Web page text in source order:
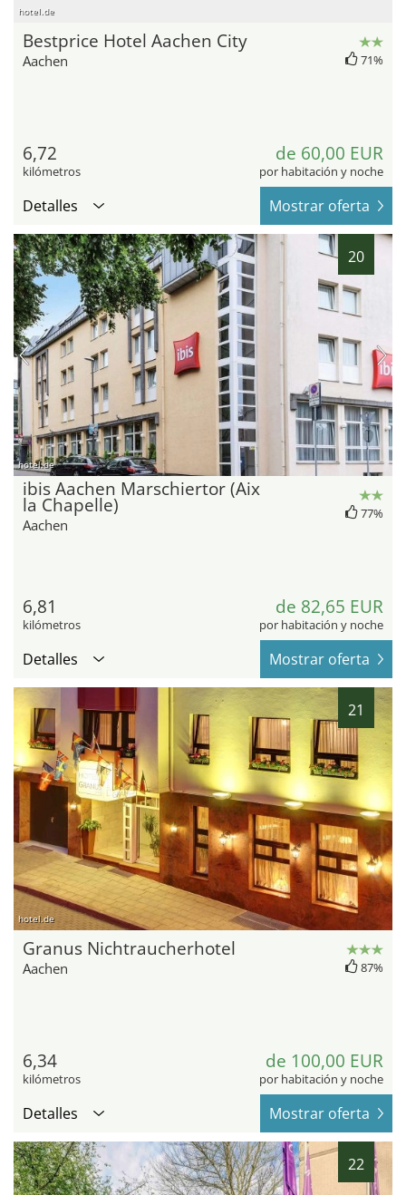
hotel.de
Bestprice Hotel Aachen City
Aachen 71%
6,72
kilómetros
de 60,00 EUR
por habitación y noche
Detalles Mostrar oferta
20
hotel.de
ibis Aachen Marschiertor (Aix
la Chapelle)
Aachen
77%
6,81
kilómetros
de 82,65 EUR
por habitación y noche
Detalles Mostrar oferta
21
hotel.de
Granus Nichtraucherhotel
Aachen 87%
6,34
kilómetros
de 100,00 EUR
por habitación y noche
Detalles Mostrar oferta
22